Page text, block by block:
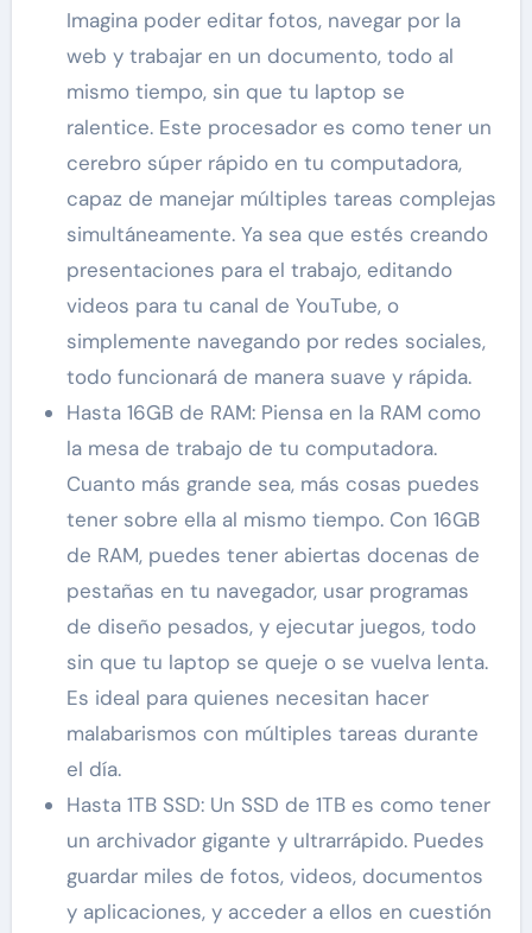
Imagina poder editar fotos, navegar por la
web y trabajar en un documento, todo al
mismo tiempo, sin que tu laptop se
ralentice. Este procesador es como tener un
cerebro súper rápido en tu computadora,
capaz de manejar múltiples tareas complejas
simultáneamente. Ya sea que estés creando
presentaciones para el trabajo, editando
videos para tu canal de YouTube, o
simplemente navegando por redes sociales,
todo funcionará de manera suave y rápida.
Hasta 16GB de RAM: Piensa en la RAM como
la mesa de trabajo de tu computadora.
Cuanto más grande sea, más cosas puedes
tener sobre ella al mismo tiempo. Con 16GB
de RAM, puedes tener abiertas docenas de
pestañas en tu navegador, usar programas
de diseño pesados, y ejecutar juegos, todo
sin que tu laptop se queje o se vuelva lenta.
Es ideal para quienes necesitan hacer
malabarismos con múltiples tareas durante
el día.
Hasta 1TB SSD: Un SSD de 1TB es como tener
un archivador gigante y ultrarrápido. Puedes
guardar miles de fotos, videos, documentos
y aplicaciones, y acceder a ellos en cuestión